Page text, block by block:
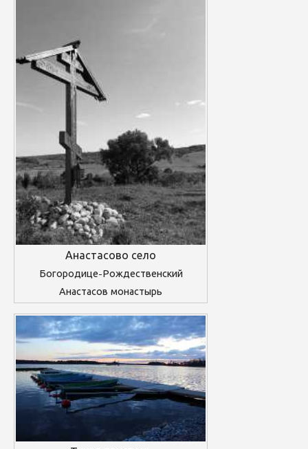
Анастасово село
Богородице-Рождественский
Анастасов монастырь